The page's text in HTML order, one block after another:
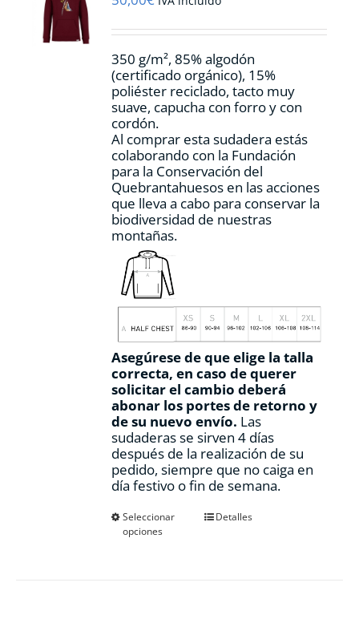
en
página
de
producto
350 g/m², 85% algodón
(certificado orgánico), 15%
poliéster reciclado, tacto muy
suave, capucha con forro y con
cordón.
Al comprar esta sudadera estás
colaborando con la Fundación
para la Conservación del
Quebrantahuesos en las acciones
que lleva a cabo para conservar la
biodiversidad de nuestras
montañas.
Asegúrese de que elige la talla
correcta, en caso de querer
solicitar el cambio deberá
abonar los portes de retorno y
de su nuevo envío. Las
sudaderas se sirven 4 días
después de la realización de su
pedido, siempre que no caiga en
día festivo o fin de semana.
Seleccionar
opciones
EsteDetalles